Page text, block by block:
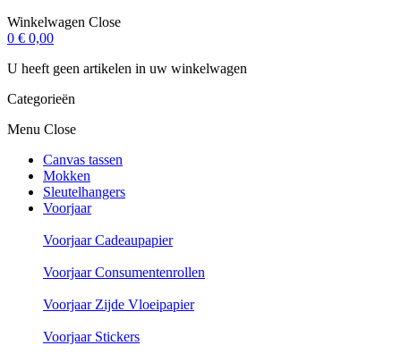
Winkelwagen Close
0 € 0,00
U heeft geen artikelen in uw winkelwagen
Categorieën
Menu Close
Canvas tassen
Mokken
Sleutelhangers
Voorjaar
Voorjaar Cadeaupapier
Voorjaar Consumentenrollen
Voorjaar Zijde Vloeipapier
Voorjaar Stickers